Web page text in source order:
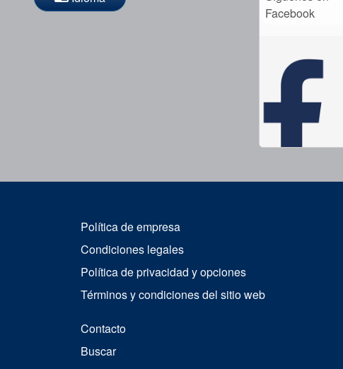
Facebook
Política de empresa
Condiciones legales
Política de privacidad y opciones
Términos y condiciones del sitio web
Contacto
Buscar